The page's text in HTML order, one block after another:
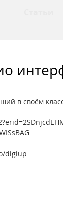
в своём
digiup